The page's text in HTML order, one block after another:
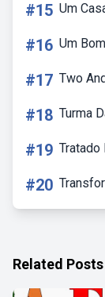
#15 Um
#16 Um
#17 Two
#18 Turma
#19 Tratado
#20
Related Posts